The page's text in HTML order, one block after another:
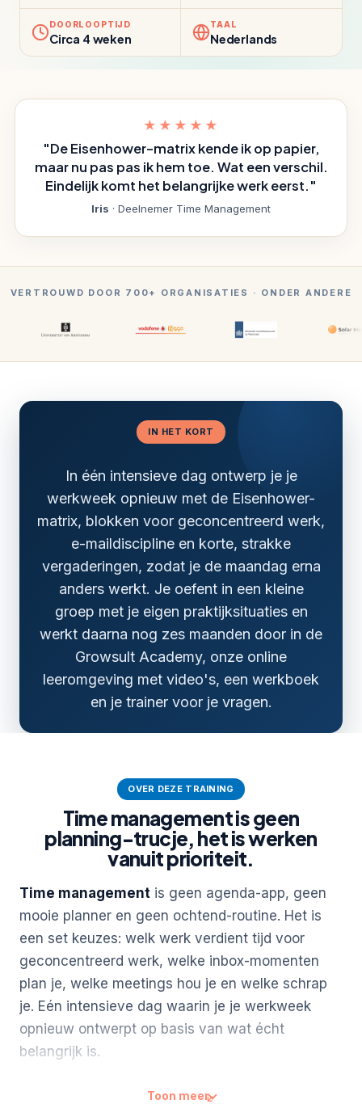
DOORLOOPTIJD
Circa 4 weken
TAAL
Nederlands
★★★★★
"De Eisenhower-matrix kende ik op papier,
maar nu pas pas ik hem toe. Wat een verschil.
Eindelijk komt het belangrijke werk eerst."
Iris · Deelnemer Time Management
VERTROUWD DOOR 700+ ORGANISATIES · ONDER ANDERE
IN HET KORT
In één intensieve dag ontwerp je je
werkweek opnieuw met de Eisenhower-
matrix, blokken voor geconcentreerd werk,
e-maildiscipline en korte, strakke
vergaderingen, zodat je de maandag erna
anders werkt. Je oefent in een kleine
groep met je eigen praktijksituaties en
werkt daarna nog zes maanden door in de
Growsult Academy, onze online
leeromgeving met video's, een werkboek
en je trainer voor je vragen.
OVER DEZE TRAINING
Time management is geen
planning-trucje, het is werken
vanuit prioriteit.
Time management is geen agenda-app, geen
mooie planner en geen ochtend-routine. Het is
een set keuzes: welk werk verdient tijd voor
geconcentreerd werk, welke inbox-momenten
plan je, welke meetings hou je en welke schrap
je. Eén intensieve dag waarin je je werkweek
opnieuw ontwerpt op basis van wat écht
belangrijk is.
In deze cursus timemanagement werk je met je
Toon meer